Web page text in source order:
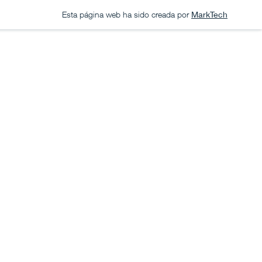
Esta página web ha sido creada por MarkTech